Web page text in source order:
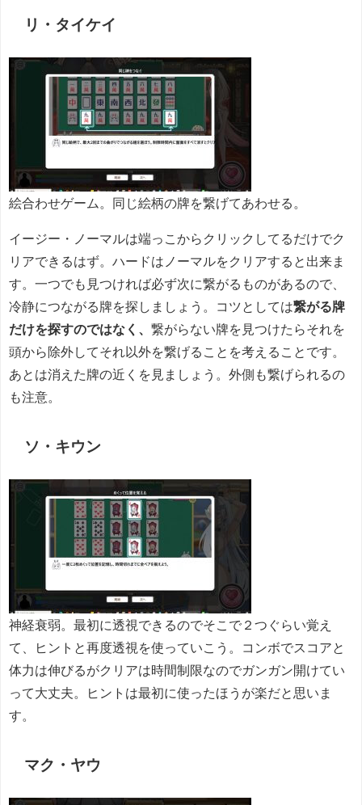
リ・タイケイ
絵合わせゲーム。同じ絵柄の牌を繋げてあわせる。
イージー・ノーマルは端っこからクリックしてるだけでク
リアできるはず。ハードはノーマルをクリアすると出来ま
す。一つでも見つければ必ず次に繋がるものがあるので、
冷静につながる牌を探しましょう。コツとしては繋がる牌
だけを探すのではなく、 繋がらない牌を見つけたらそれを
頭から除外してそれ以外を繋げることを考えることです。
あとは消えた牌の近くを見ましょう。外側も繋げられるの
も注意。
ソ・キウン
神経衰弱。最初に透視できるのでそこで２つぐらい覚え
て、ヒントと再度透視を使っていこう。コンボでスコアと
体力は伸びるがクリアは時間制限なのでガンガン開けてい
って大丈夫。ヒントは最初に使ったほうが楽だと思いま
す。
マク・ヤウ